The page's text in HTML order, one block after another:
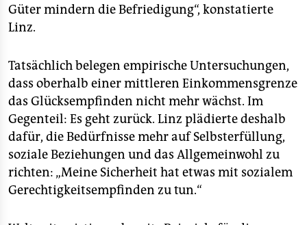
Güter mindern die Befriedigung“, konstatierte
Linz.
Tatsächlich belegen empirische Untersuchungen,
dass oberhalb einer mittleren Einkommensgrenze
das Glücksempfinden nicht mehr wächst. Im
Gegenteil: Es geht zurück. Linz plädierte deshalb
dafür, die Bedürfnisse mehr auf Selbsterfüllung,
soziale Beziehungen und das Allgemeinwohl zu
richten: „Meine Sicherheit hat etwas mit sozialem
Gerechtigkeitsempfinden zu tun.“